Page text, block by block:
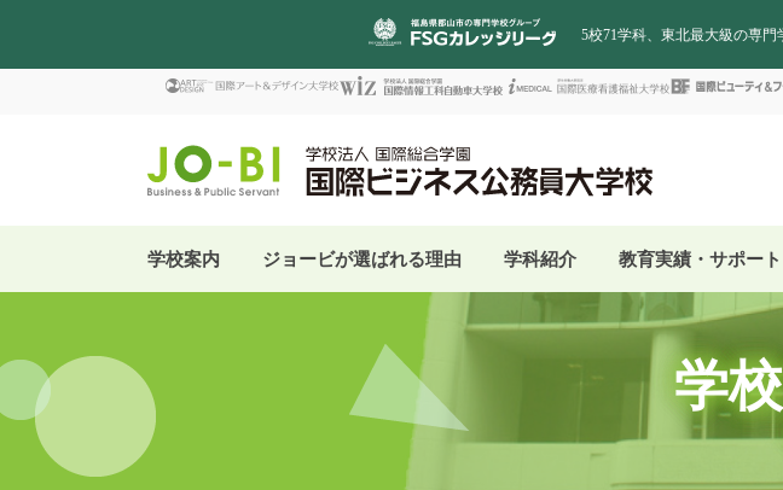
5校71学科、東北最大級の専
学校案内 ジョービが選ばれる理由 学科紹介 教育実績・サポート
学